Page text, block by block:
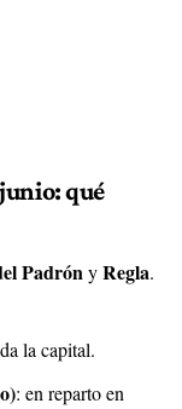
qué
PadrónyRegla.
la capital.
: en reparto en